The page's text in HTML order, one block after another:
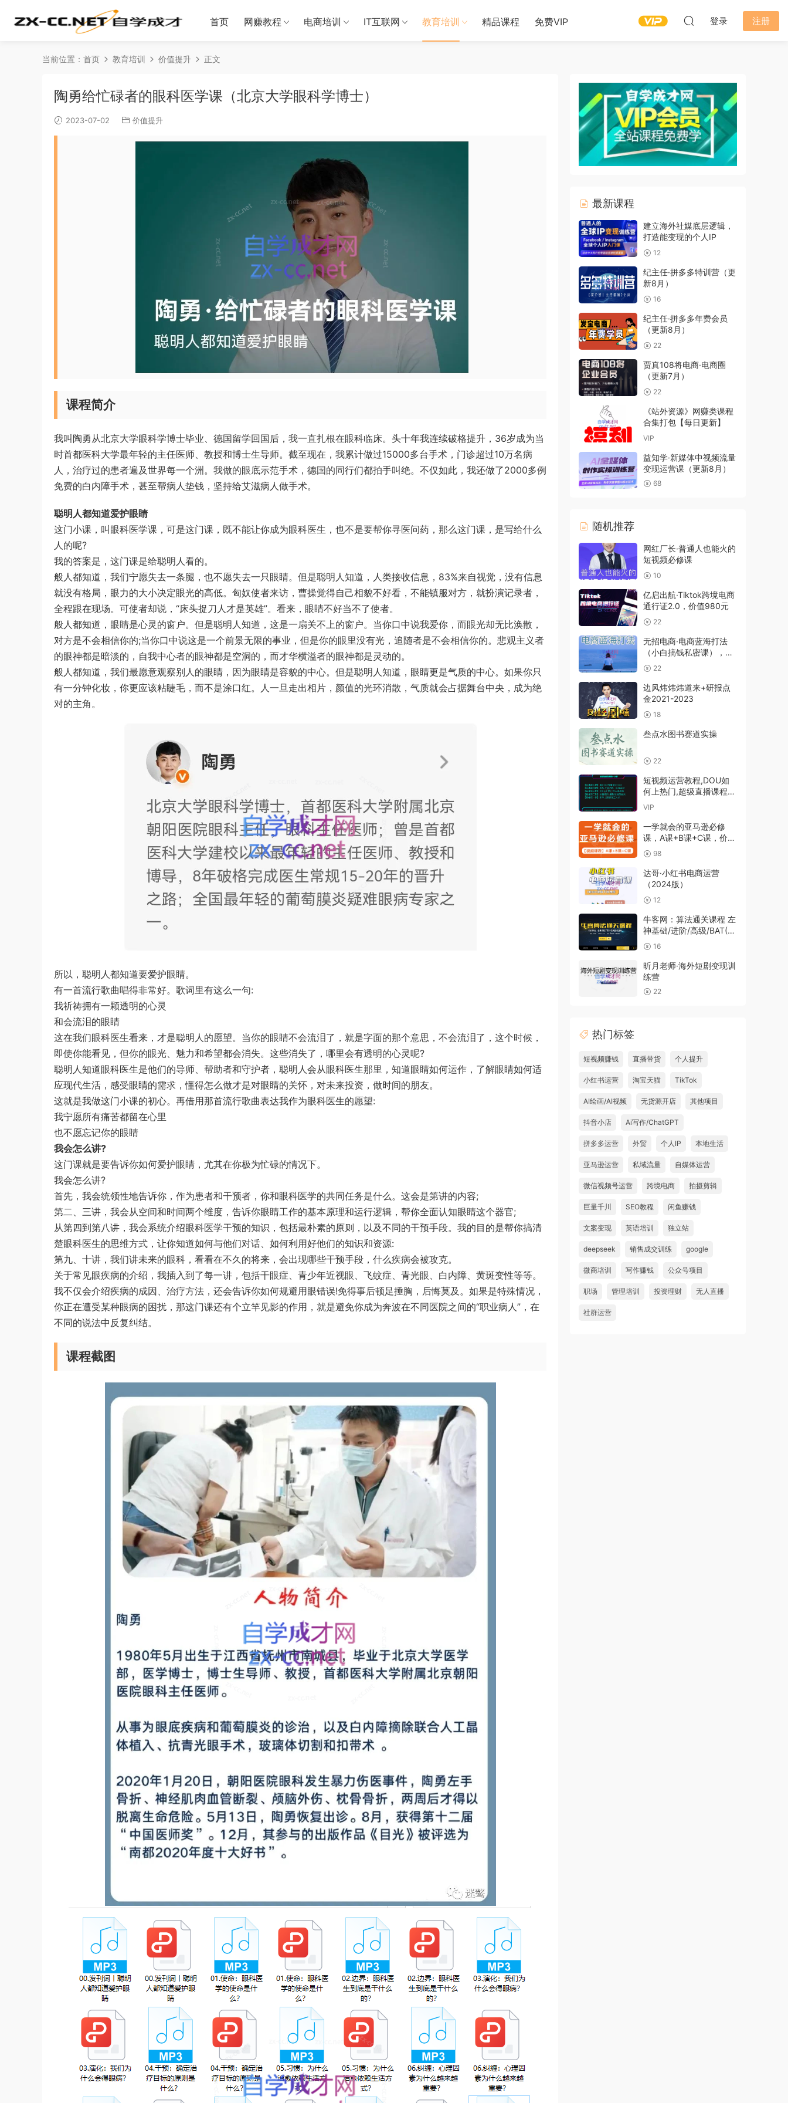
首页 网赚教程 电商培训 IT互联网 教育培训 精品课程 免费VIP 登录 注册
当前位置： 首页 教育培训 价值提升 正文
陶勇给忙碌者的眼科医学课（北京大学眼科学博士）
2023-07-02 价值提升
课程简介
我叫陶勇从北京大学眼科学博士毕业、德国留学回国后，我一直扎根在眼科临床。头十年我连续破格提升，36岁成为当
时首都医科大学最年轻的主任医师、教授和博士生导师。截至现在，我累计做过15000多台手术，门诊超过10万名病
人，治疗过的患者遍及世界每一个洲。我做的眼底示范手术，德国的同行们都拍手叫绝。不仅如此，我还做了2000多例
免费的白内障手术，甚至帮病人垫钱，坚持给艾滋病人做手术。
聪明人都知道爱护眼睛
这门小课，叫眼科医学课，可是这门课，既不能让你成为眼科医生，也不是要帮你寻医问药，那么这门课，是写给什么
人的呢?
我的答案是，这门课是给聪明人看的。
般人都知道，我们宁愿失去一条腿，也不愿失去一只眼睛。但是聪明人知道，人类接收信息，83%来自视觉，没有信息
就没有格局，眼力的大小决定眼光的高低。匈奴使者来访，曹操觉得自己相貌不好看，不能镇服对方，就扮演记录者，
全程跟在现场。可使者却说，“床头捉刀人才是英雄”。看来，眼睛不好当不了使者。
般人都知道，眼睛是心灵的窗户。但是聪明人知道，这是一扇关不上的窗户。当你口中说我爱你，而眼光却无比涣散，
对方是不会相信你的;当你口中说这是一个前景无限的事业，但是你的眼里没有光，追随者是不会相信你的。悲观主义者
的眼神都是暗淡的，自我中心者的眼神都是空洞的，而才华横溢者的眼神都是灵动的。
般人都知道，我们最愿意观察别人的眼睛，因为眼睛是容貌的中心。但是聪明人知道，眼睛更是气质的中心。如果你只
有一分钟化妆，你更应该粘睫毛，而不是涂口红。人一旦走出相片，颜值的光环消散，气质就会占据舞台中央，成为绝
对的主角。
所以，聪明人都知道要爱护眼睛。
有一首流行歌曲唱得非常好。歌词里有这么一句:
我祈祷拥有一颗透明的心灵
和会流泪的眼睛
这在我们眼科医生看来，才是聪明人的愿望。当你的眼睛不会流泪了，就是字面的那个意思，不会流泪了，这个时候，
即使你能看见，但你的眼光、魅力和希望都会消失。这些消失了，哪里会有透明的心灵呢?
聪明人知道眼科医生是他们的导师、帮助者和守护者，聪明人会从眼科医生那里，知道眼睛如何运作，了解眼睛如何适
应现代生活，感受眼睛的需求，懂得怎么做才是对眼睛的关怀，对未来投资，做时间的朋友。
这就是我做这门小课的初心。再借用那首流行歌曲表达我作为眼科医生的愿望:
我宁愿所有痛苦都留在心里
也不愿忘记你的眼睛
我会怎么讲?
这门课就是要告诉你如何爱护眼睛，尤其在你极为忙碌的情况下。
我会怎么讲?
首先，我会统领性地告诉你，作为患者和干预者，你和眼科医学的共同任务是什么。这会是第讲的内容;
第二、三讲，我会从空间和时间两个维度，告诉你眼睛工作的基本原理和运行逻辑，帮你全面认知眼睛这个器官;
从第四到第八讲，我会系统介绍眼科医学干预的知识，包括最朴素的原则，以及不同的干预手段。我的目的是帮你搞清
楚眼科医生的思维方式，让你知道如何与他们对话、如何利用好他们的知识和资源:
第九、十讲，我们讲未来的眼科，看看在不久的将来，会出现哪些干预手段，什么疾病会被攻克。
关于常见眼疾病的介绍，我插入到了每一讲，包括干眼症、青少年近视眼、飞蚊症、青光眼、白内障、黄斑变性等等。
我不仅会介绍疾病的成因、治疗方法，还会告诉你如何规避用眼错误!免得事后顿足捶胸，后悔莫及。如果是特殊情况，
你正在遭受某种眼病的困扰，那这门课还有个立竿见影的作用，就是避免你成为奔波在不同医院之间的“职业病人”，在
不同的说法中反复纠结。
课程截图
最新课程
建立海外社媒底层逻辑，
打造能变现的个人IP
12
纪主任·拼多多特训营（更
新8月）
16
纪主任·拼多多年费会员
（更新8月）
22
贾真108将电商·电商圈
（更新7月）
22
《站外资源》网赚类课程
合集打包【每日更新】
VIP
益知学·新媒体中视频流量
变现运营课（更新8月）
68
随机推荐
网红厂长·普通人也能火的
短视频必修课
10
亿启出航·Tiktok跨境电商
通行证2.0，价值980元
22
无招电商·电商蓝海打法
（小白搞钱私密课），价
值6688元
22
边风炜炜炜道来+研报点
金2021-2023
18
叁点水图书赛道实操
22
短视频运营教程,DOU如
何上热门,超级直播课程1-
5期疯狂卖货
VIP
一学就会的亚马逊必修
课，A课+B课+C课，价值
29800元
98
达哥·小红书电商运营
（2024版）
12
牛客网：算法通关课程 左
神基础/进阶/高级/BAT(含
源码)
16
昕月老师·海外短剧变现训
练营
22
热门标签
短视频赚钱 直播带货 个人提升
小红书运营 淘宝天猫 TikTok
AI绘画/AI视频 无货源开店 其他项目
抖音小店 Ai写作/ChatGPT
拼多多运营 外贸 个人IP 本地生活
亚马逊运营 私域流量 自媒体运营
微信视频号运营 跨境电商 拍摄剪辑
巨量千川 SEO教程 闲鱼赚钱
文案变现 英语培训 独立站
deepseek 销售成交训练 google
微商培训 写作赚钱 公众号项目
职场 管理培训 投资理财 无人直播
社群运营